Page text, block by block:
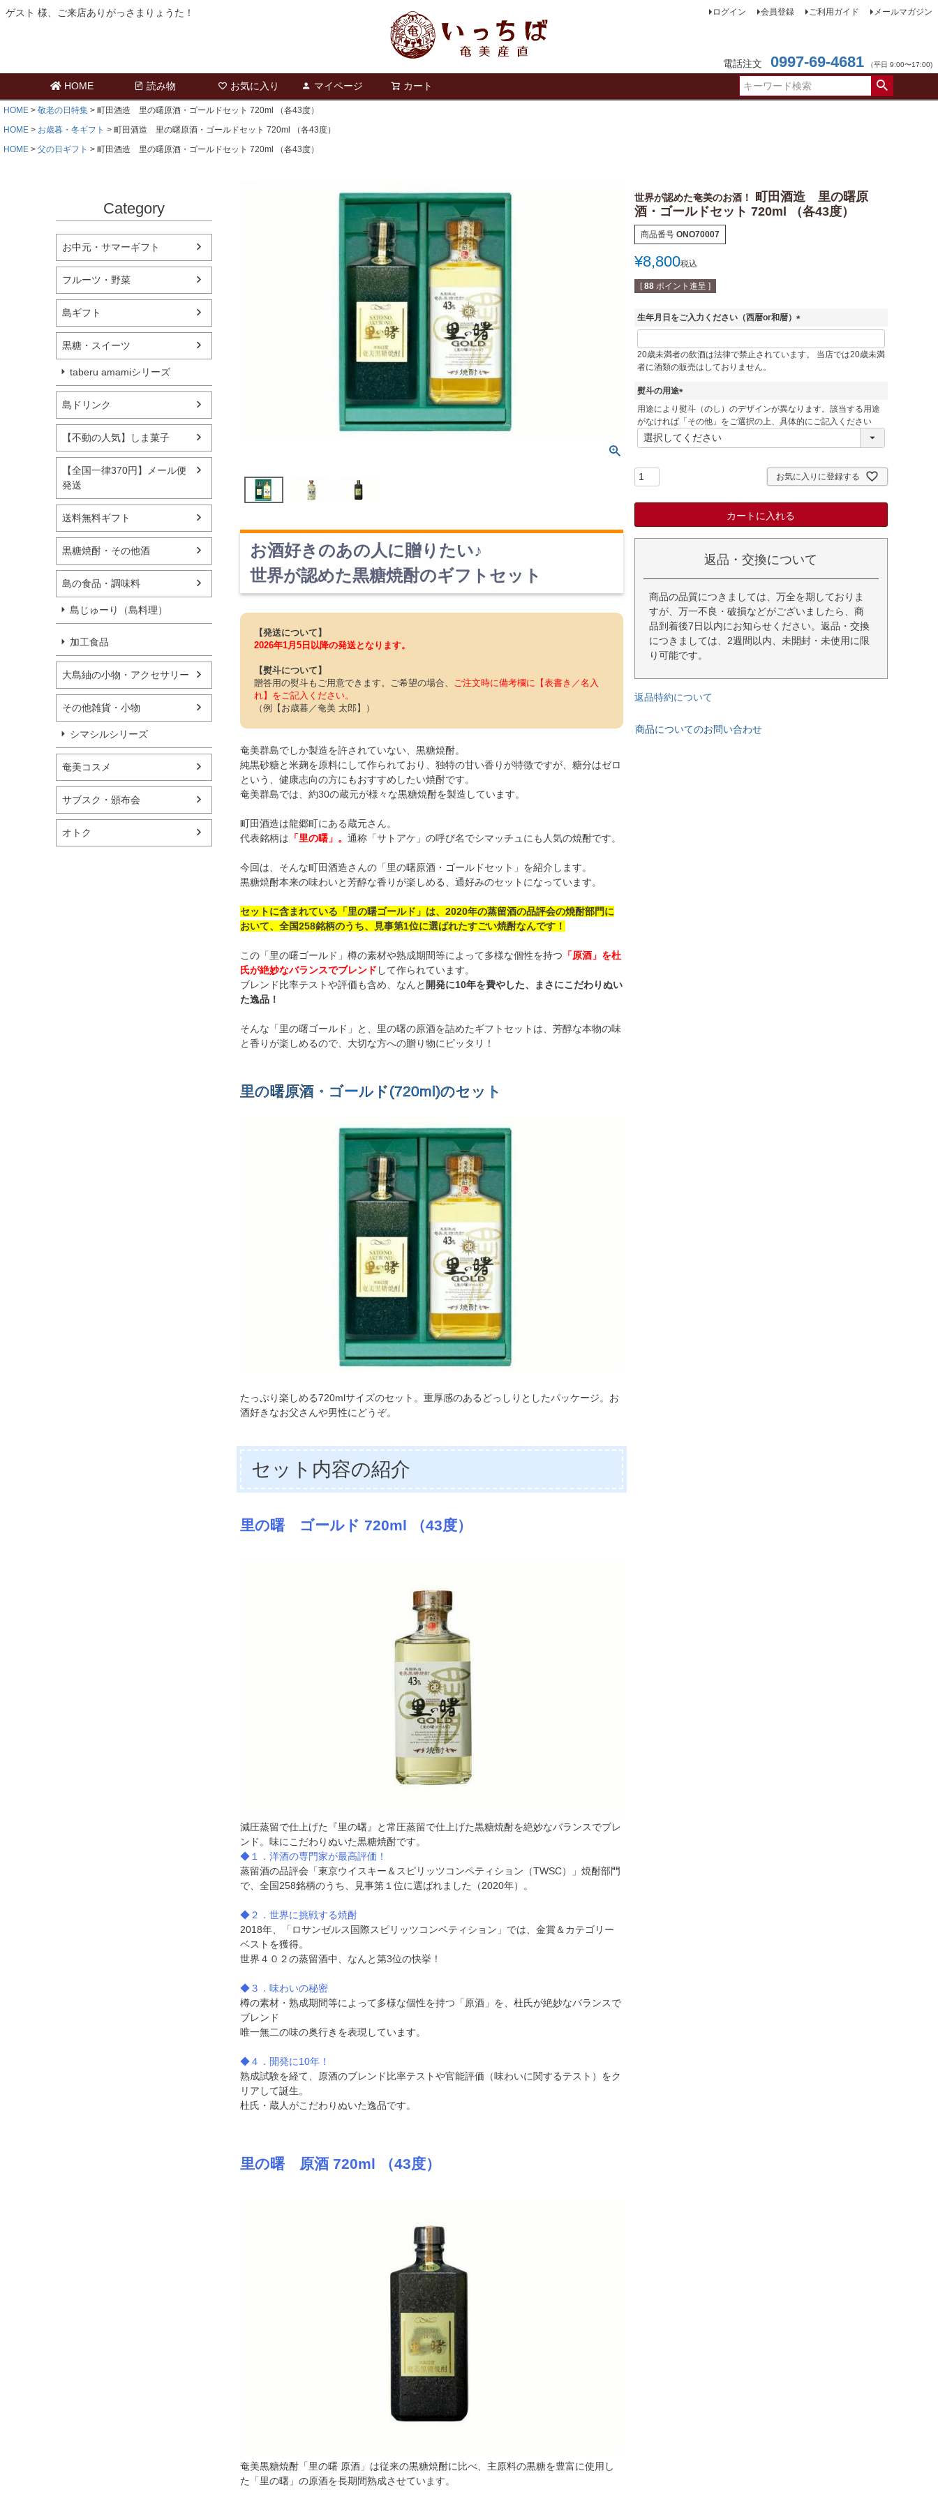
ゲスト 様、ご来店ありがっさまりょうた！ ログイン 会員登録 ご利用ガイド メールマガジン
電話注文 0997-69-4681 （平日 9:00〜17:00)
HOME 読み物 お気に入り マイページ カート
HOME 敬老の日特集
町田酒造 里の曙原酒・ゴールドセット 720ml （各43度）
HOME
お歳暮・冬ギフト
町田酒造 里の曙原酒・ゴールドセット 720ml （各43度）
HOME
父の日ギフト 町田酒造 里の曙原酒・ゴールドセット 720ml （各43度）
Category
お中元・サマーギフト
フルーツ・野菜
島ギフト
黒糖・スイーツ
taberu amamiシリーズ
島ドリンク
【不動の人気】しま菓子
【全国一律370円】メール便
発送
送料無料ギフト
黒糖焼酎・その他酒
島の食品・調味料
島じゅーり（島料理）
加工食品
大島紬の小物・アクセサリー
その他雑貨・小物
シマシルシリーズ
奄美コスメ
サブスク・頒布会
オトク
お酒好きのあの人に贈りたい♪
世界が認めた黒糖焼酎のギフトセット
【発送について】
2026年1月5日以降の発送となります。
【熨斗について】
贈答用の熨斗もご用意できます。ご希望の場合、 ご注文時に備考欄に【表書き／名入
れ】をご記入ください。
（例【お歳暮／奄美 太郎】）
奄美群島でしか製造を許されていない、黒糖焼酎。
純黒砂糖と米麹を原料にして作られており、独特の甘い香りが特徴ですが、糖分はゼロ
という、健康志向の方にもおすすめしたい焼酎です。
奄美群島では、約30の蔵元が様々な黒糖焼酎を製造しています。
町田酒造は龍郷町にある蔵元さん。
代表銘柄は 「里の曙」。 通称「サトアケ」の呼び名でシマッチュにも人気の焼酎です。
今回は、そんな町田酒造さんの「里の曙原酒・ゴールドセット」を紹介します。
黒糖焼酎本来の味わいと芳醇な香りが楽しめる、通好みのセットになっています。
セットに含まれている「里の曙ゴールド」は、2020年の蒸留酒の品評会の焼酎部門に
おいて、全国258銘柄のうち、見事第1位に選ばれたすごい焼酎なんです！
この「里の曙ゴールド」樽の素材や熟成期間等によって多様な個性を持つ 「原酒」を杜
氏が絶妙なバランスでブレンド して作られています。
ブレンド比率テストや評価も含め、なんと 開発に10年を費やした、まさにこだわりぬい
た逸品！
そんな「里の曙ゴールド」と、里の曙の原酒を詰めたギフトセットは、芳醇な本物の味
と香りが楽しめるので、大切な方への贈り物にピッタリ！
里の曙原酒・ゴールド(720ml)のセット
たっぷり楽しめる720mlサイズのセット。重厚感のあるどっしりとしたパッケージ。お
酒好きなお父さんや男性にどうぞ。
セット内容の紹介
里の曙 ゴールド 720ml （43度）
減圧蒸留で仕上げた『里の曙』と常圧蒸留で仕上げた黒糖焼酎を絶妙なバランスでブレ
ンド。味にこだわりぬいた黒糖焼酎です。
◆１．洋酒の専門家が最高評価！
蒸留酒の品評会「東京ウイスキー＆スピリッツコンペティション（TWSC）」焼酎部門
で、全国258銘柄のうち、見事第１位に選ばれました（2020年）。
◆２．世界に挑戦する焼酎
2018年、「ロサンゼルス国際スピリッツコンペティション」では、金賞＆カテゴリー
ベストを獲得。
世界４０２の蒸留酒中、なんと第3位の快挙！
◆３．味わいの秘密
樽の素材・熟成期間等によって多様な個性を持つ「原酒」を、杜氏が絶妙なバランスで
ブレンド
唯一無二の味の奥行きを表現しています。
◆４．開発に10年！
熟成試験を経て、原酒のブレンド比率テストや官能評価（味わいに関するテスト）をク
リアして誕生。
杜氏・蔵人がこだわりぬいた逸品です。
里の曙 原酒 720ml （43度）
奄美黒糖焼酎「里の曙 原酒」は従来の黒糖焼酎に比べ、主原料の黒糖を豊富に使用し
た「里の曙」の原酒を長期間熟成させています。
世界が認めた奄美のお酒！
町田酒造 里の曙原
酒・ゴールドセット 720ml （各43度）
商品番号 ONO70007
¥8,800税込
[ 88 ポイント進呈 ]
生年月日をご入力ください（西暦or和暦）
(
必
須
20歳未満者の飲酒は法律で禁止されています。 当店では20歳未満
者に酒類の販売はしておりません。
熨斗の用途
(
必
須
)
用途により熨斗（のし）のデザインが異なります。該当する用途
がなければ「その他」をご選択の上、具体的にご記入ください
お気に入りに登録する
カートに入れる
返品・交換について
商品の品質につきましては、万全を期しておりま
すが、万一不良・破損などがございましたら、商
品到着後7日以内にお知らせください。返品・交換
につきましては、2週間以内、未開封・未使用に限
り可能です。
返品特約について
商品についてのお問い合わせ